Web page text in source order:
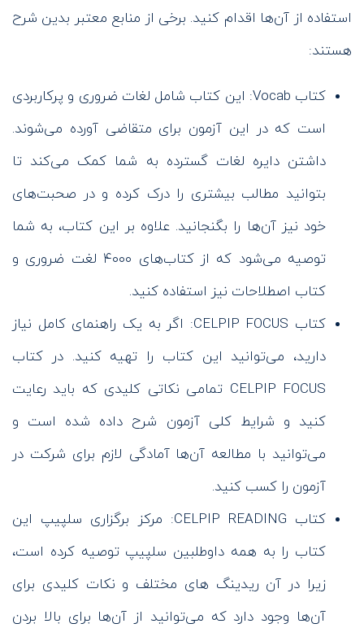
استفاده از آن‌ها اقدام کنید. برخی از منابع معتبر بدین شرح
هستند:
کتاب Vocab: این کتاب شامل لغات ضروری و پرکاربردی
است که در این آزمون برای متقاضی آورده می‌شوند.
داشتن دایره لغات گسترده به شما کمک می‌کند تا
بتوانید مطالب بیشتری را درک کرده و در صحبت‌های
خود نیز آن‌ها را بگنجانید. علاوه بر این کتاب، به شما
توصیه می‌شود که از کتاب‌های ۴۰۰۰ لغت ضروری و
کتاب اصطلاحات نیز استفاده کنید.
کتاب CELPIP FOCUS: اگر به یک راهنمای کامل نیاز
دارید، می‌توانید این کتاب را تهیه کنید. در کتاب
CELPIP FOCUS تمامی نکاتی کلیدی که باید رعایت
کنید و شرایط کلی آزمون شرح داده شده است و
می‌توانید با مطالعه آن‌ها آمادگی لازم برای شرکت در
آزمون را کسب کنید.
کتاب CELPIP READING: مرکز برگزاری سلپیپ این
کتاب را به همه داوطلبین سلپیپ توصیه کرده است،
زیرا در آن ریدینگ های مختلف و نکات کلیدی برای
آن‌ها وجود دارد که می‌توانید از آن‌ها برای بالا بردن